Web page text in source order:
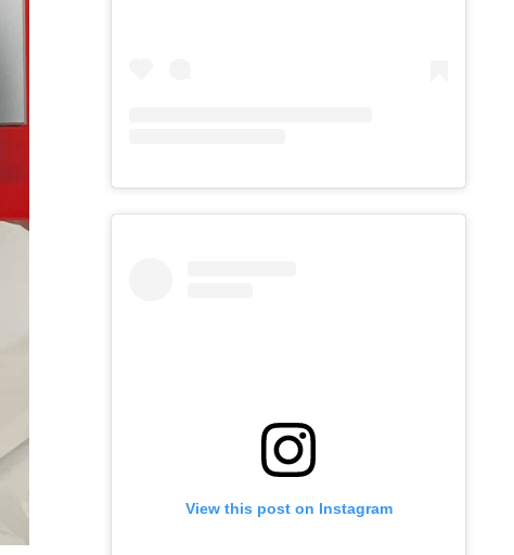
View this post on Instagram